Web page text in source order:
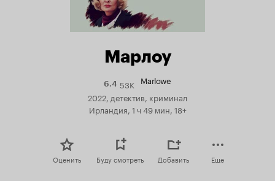
Марлоу
6.4Рейтинг
6.4
53K Marlowe
2022, детектив, криминал
Ирландия, 1 ч 49 мин, 18+
Оценить Буду смотреть Добавить Еще